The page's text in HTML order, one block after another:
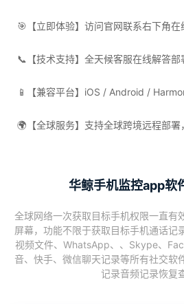
🎯【立即体验】访问官网联系右下角
📞【技术支持】全天候客服在线解答部
📱【兼容平台】iOS / Android /
🌍【全球服务】支持全球跨境远程部署
华鲸手机监控app软
全球网络一次获取目标手机权限一直有
屏幕，功能不限于获取目标手机通话记
视频文件、WhatsApp、、Skype、
音、快手、微信聊天记录等所有社交软
记录音频记录恢复